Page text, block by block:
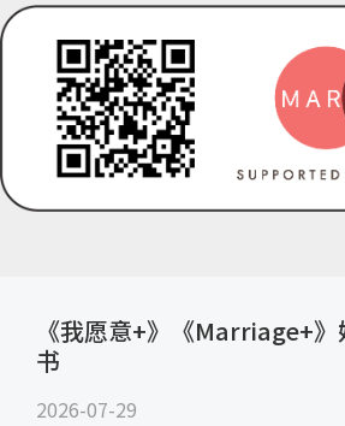
《我愿意+》《Marriage+
书
2026-07-29